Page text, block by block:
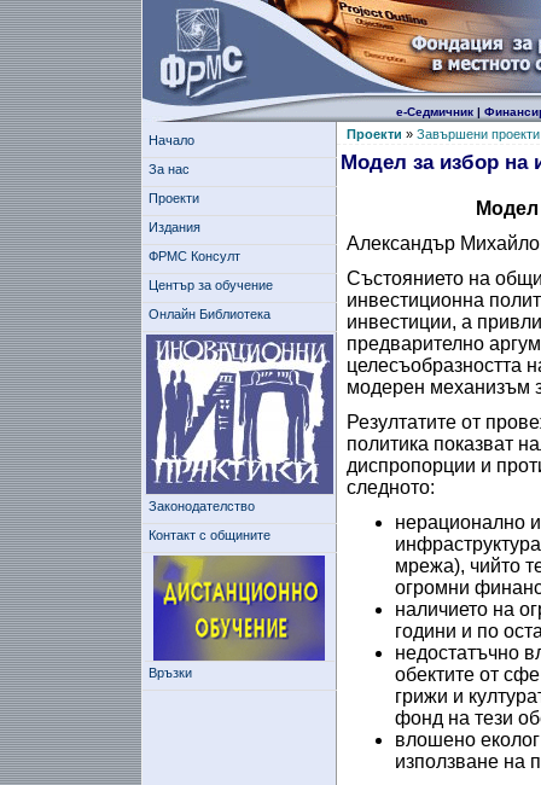
е-Седмичник|
Начало
За нас
Проекти
Издания
ФРМС Консулт
Център за обучение
Онлайн Библиотека
Законодателство
Контакт с общините
Връзки
Проекти » Завършени проекти
Модел за избор на
Модел
Александър
Състоянието на
инвестиционна
инвестиции, а
предварително
целесъобразността
модерен механизъм
Резултатите от
политика показват
диспропорции и
следното:
нерационално
мрежа), чийто
огромни
наличието на
години и по
недостатъчно
обектите от
грижи и
фонд на тези
влошено
използване на